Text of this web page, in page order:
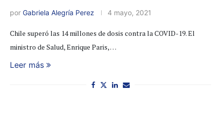
por Gabriela Alegría Perez 4 mayo, 2021
Chile superó las 14 millones de dosis contra la COVID-19. El
ministro de Salud, Enrique Paris, …
Leer más